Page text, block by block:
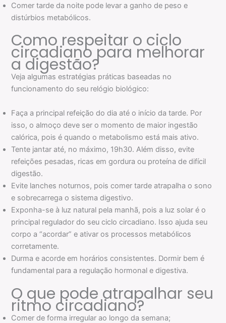
Comer tarde da noite pode levar a ganho de peso e
distúrbios metabólicos.
Como respeitar o ciclo
circadiano para melhorar
a digestão?
Veja algumas estratégias práticas baseadas no
funcionamento do seu relógio biológico:
Faça a principal refeição do dia até o início da tarde. Por
isso, o almoço deve ser o momento de maior ingestão
calórica, pois é quando o metabolismo está mais ativo.
Tente jantar até, no máximo, 19h30. Além disso, evite
refeições pesadas, ricas em gordura ou proteína de difícil
digestão.
Evite lanches noturnos, pois comer tarde atrapalha o sono
e sobrecarrega o sistema digestivo.
Exponha-se à luz natural pela manhã, pois a luz solar é o
principal regulador do seu ciclo circadiano. Isso ajuda seu
corpo a “acordar” e ativar os processos metabólicos
corretamente.
Durma e acorde em horários consistentes. Dormir bem é
fundamental para a regulação hormonal e digestiva.
O que pode atrapalhar seu
ritmo circadiano?
Comer de forma irregular ao longo da semana;